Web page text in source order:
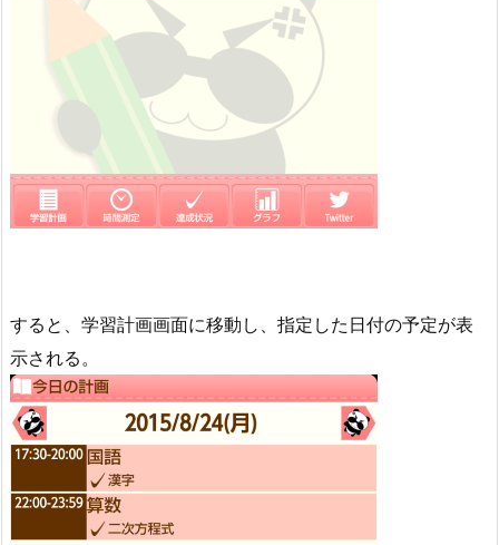
すると、学習計画画面に移動し、指定した日付の予定が表
示される。